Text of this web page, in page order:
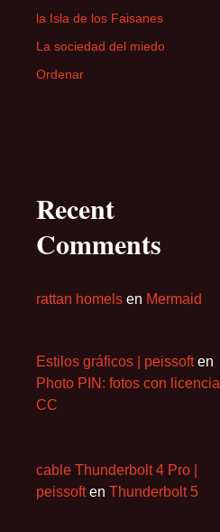
la Isla de los Faisanes
La sociedad del miedo
Ordenar
Recent
Comments
rattan homels en Mermaid
Estilos gráficos | peissoften
Photo PIN: fotos con licencia
CC
cable Thunderbolt 4 Pro |
peissoften Thunderbolt 5